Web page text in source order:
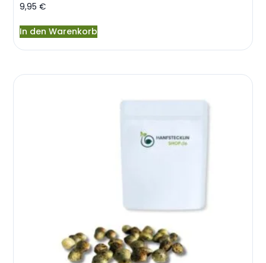
9,95€
In den Warenkorb